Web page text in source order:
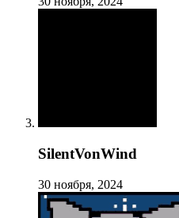
SilentVonWind
30 ноября, 2024